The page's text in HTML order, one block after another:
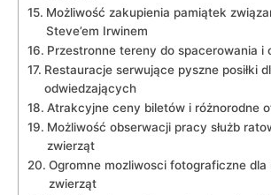
Możliwość zakupienia pamiątek
Steve’em Irwinem
Przestronne tereny do spacerowania i
Restauracje serwujące pyszne posiłki
odwiedzających
Atrakcyjne ceny biletów i różnorodne
Możliwość obserwacji pracy‌ służb
zwierząt
Ogromne mozliwosci fotograficzne dla
zwierząt